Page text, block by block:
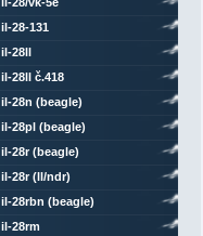
il-28-131
il-28ll
il-28ll č.418
il-28n (beagle)
il-28pl (beagle)
il-28r (beagle)
il-28r (ll/ndr)
il-28rbn (beagle)
il-28rm